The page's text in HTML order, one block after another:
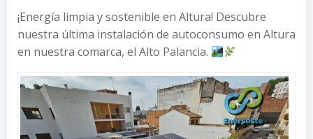
¡Energía limpia y sostenible en Altura! Descubre
nuestra última instalación de autoconsumo en Altura
en nuestra comarca, el Alto Palancia.